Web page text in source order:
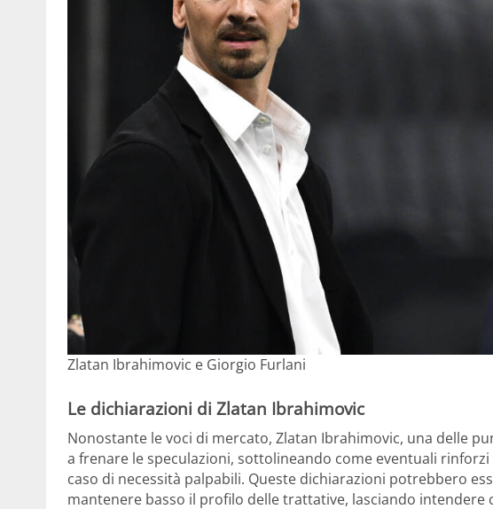
Zlatan Ibrahimovic e Giorgio Furlani
Le dichiarazioni di Zlatan Ibrahimovic
Nonostante le voci di mercato, Zlatan Ibrahimovic, una delle
a frenare le speculazioni, sottolineando come eventuali
caso di necessità palpabili. Queste dichiarazioni potrebbero
mantenere basso il profilo delle trattative, lasciando intendere